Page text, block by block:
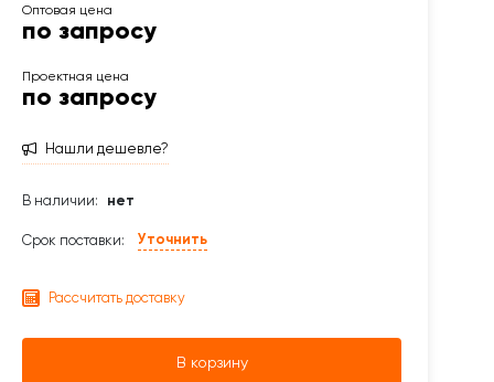
по запросу
по запросу
Нашли дешевле?
В наличии: нет
Срок поставки: Уточнить
Рассчитать доставку
В корзину